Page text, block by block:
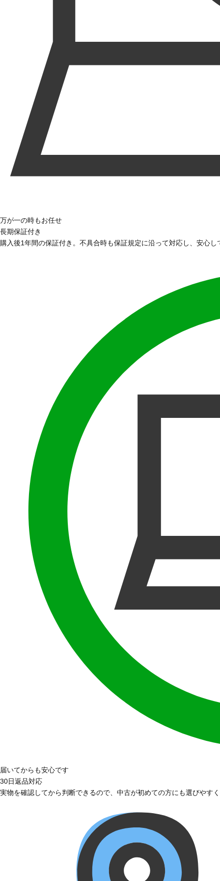
万が一の時もお任せ
長期保証付き
購入後1年間の保証付き。不具合時も保証規定に沿って対応し、安心
届いてからも安心です
30日返品対応
実物を確認してから判断できるので、中古が初めての方にも選びやす